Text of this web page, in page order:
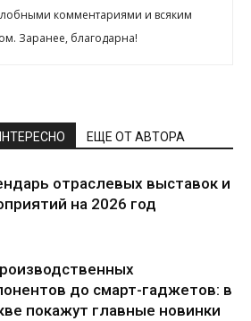
комментариями и всяким
Заранее, благодарна!
ЕЩЕ ОТ АВТОРА
отраслевых выставок и
на 2026 год
до смарт-гаджетов: в
покажут главные новинки